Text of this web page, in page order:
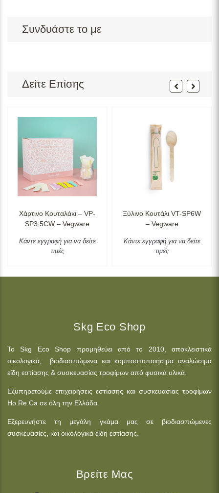
Συνδυάστε το με
Δείτε Επίσης
Χάρτινο Κουταλάκι – VP-
SP3.5CW – Vegware
Κάντε εγγραφή για να δείτε
τιμές
Ξύλινο Κουτάλι VT-SP6W
– Vegware
Κάντε εγγραφή για να δείτε
τιμές
Skg Eco Shop
Το Skg Eco Shop προμηθεύει από το 2010, αποκλειστικά
οικολογικά, βιοδιασπώμενα και κομποστοποιήσιμα αναλώσιμα
είδη εστίασης & συσκευασίας τροφίμων από φυσικά υλικά.
Εξυπηρετούμε επιχειρήσεις εστίασης και συσκευασίας τροφίμων
Ho.Re.Ca σε όλη την Ελλάδα.
Εξερευνήστε τη μεγάλη γκάμα μας σε βιοδιασπώμενες
συσκευασίες, και οικολογικά είδη εστίασης.
Βρείτε Μας